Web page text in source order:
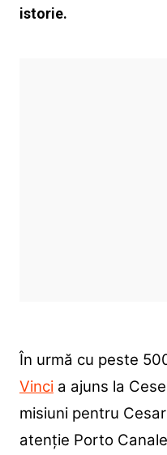
istorie.
În urmă cu peste
Vincia ajuns la
misiuni pentru
atenție Porto